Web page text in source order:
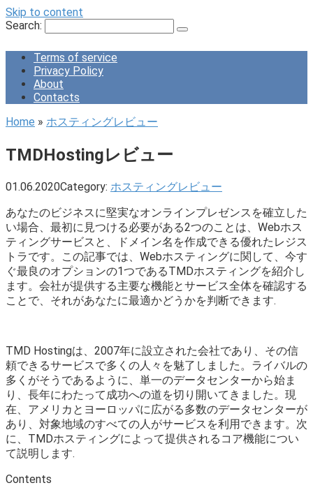
Skip to content
Search:
Terms of service
Privacy Policy
About
Contacts
Home » ホスティングレビュー
TMDHostingレビュー
01.06.2020Category: ホスティングレビュー
あなたのビジネスに堅実なオンラインプレゼンスを確立した
い場合、最初に見つける必要がある2つのことは、Webホス
ティングサービスと、ドメイン名を作成できる優れたレジス
トラです。この記事では、Webホスティングに関して、今す
ぐ最良のオプションの1つであるTMDホスティングを紹介し
ます。会社が提供する主要な機能とサービス全体を確認する
ことで、それがあなたに最適かどうかを判断できます.
TMD Hostingは、2007年に設立された会社であり、その信
頼できるサービスで多くの人々を魅了しました。ライバルの
多くがそうであるように、単一のデータセンターから始ま
り、長年にわたって成功への道を切り開いてきました。現
在、アメリカとヨーロッパに広がる多数のデータセンターが
あり、対象地域のすべての人がサービスを利用できます。次
に、TMDホスティングによって提供されるコア機能につい
て説明します.
Contents